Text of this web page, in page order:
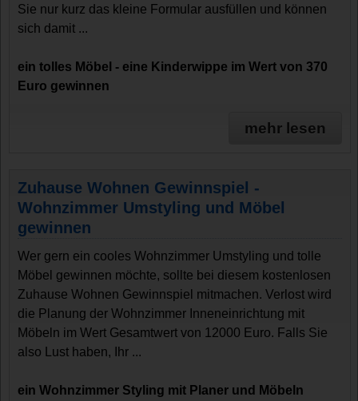
Sie nur kurz das kleine Formular ausfüllen und können
sich damit ...
ein tolles Möbel - eine Kinderwippe im Wert von 370
Euro gewinnen
mehr lesen
Zuhause Wohnen Gewinnspiel -
Wohnzimmer Umstyling und Möbel
gewinnen
Wer gern ein cooles Wohnzimmer Umstyling und tolle
Möbel gewinnen möchte, sollte bei diesem kostenlosen
Zuhause Wohnen Gewinnspiel mitmachen. Verlost wird
die Planung der Wohnzimmer Inneneinrichtung mit
Möbeln im Wert Gesamtwert von 12000 Euro. Falls Sie
also Lust haben, Ihr ...
ein Wohnzimmer Styling mit Planer und Möbeln